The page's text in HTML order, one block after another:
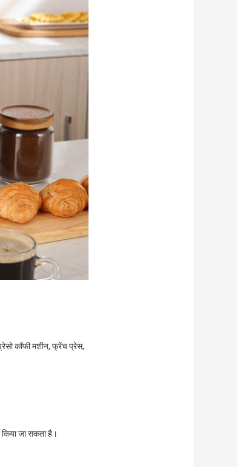
कॉफी मशीन, फ्रेंच प्रेस,
जा सकता है।